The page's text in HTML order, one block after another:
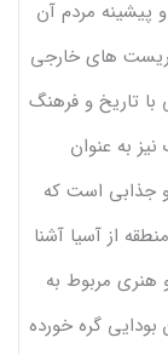
پیشینه مردم آن
های خارجی
با تاریخ و فرهنگ
به عنوان
و جذابی است که
از آسیا آشنا
هنری مربوط به
بودایی گره خورده